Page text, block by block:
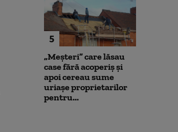
5
„Meșteri” care lăsau
case fără acoperiș și
apoi cereau sume
uriașe proprietarilor
pentru...